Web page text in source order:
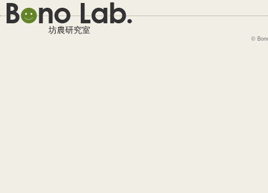
坊農研究室
©